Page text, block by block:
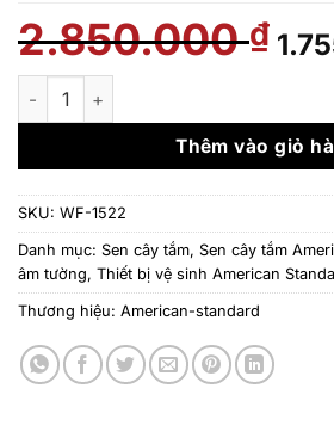
2.850.000₫ Giá
gốc
Sen cây American Standard WF-1522
Thêm vào giỏ
SKU: WF-1522
Danh mục: Sen cây tắm, Sen cây tắm
âm tường, Thiết bị vệ sinh American
Thương hiệu: American-standard